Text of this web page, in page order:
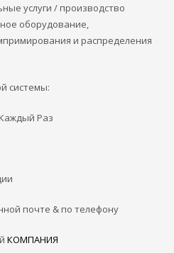
услуги / производство
оборудование,
и распределения
системы:
Раз
почте & по телефону
КОМПАНИЯ